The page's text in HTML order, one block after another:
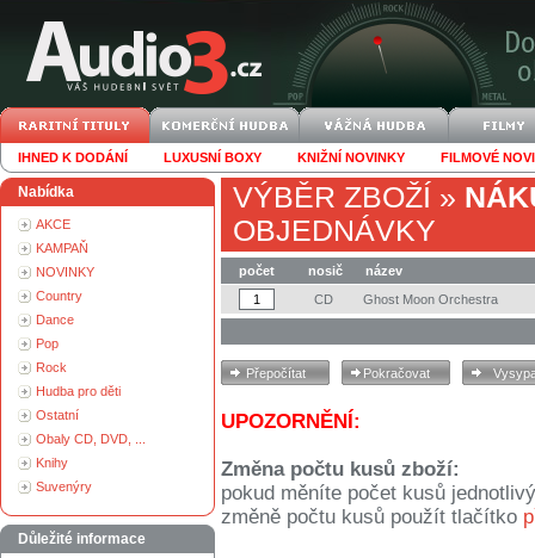
IHNED K DODÁNÍ LUXUSNÍ BOXY KNIŽNÍ NOVINKY FILMOVÉ
Nabídka
AKCE
KAMPAŇ
NOVINKY
Country
Dance
Pop
Rock
Hudba pro děti
Ostatní
Obaly CD, DVD, ...
Knihy
Suvenýry
Důležité informace
VÝBĚR ZBOŽÍ »
OBJEDNÁVKY
počet nosič
název
CD
Ghost Moon Orchestra
UPOZORNĚNÍ:
Změna počtu kusů zboží:
pokud měníte počet kusů
změně počtu kusů použít tlačítko